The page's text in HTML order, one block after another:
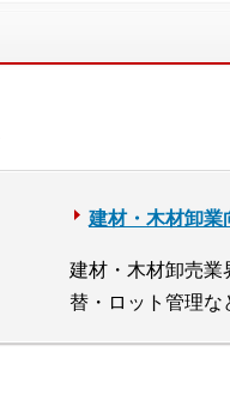
建材・木材卸
建材・木材卸売業
替・ロット管理な